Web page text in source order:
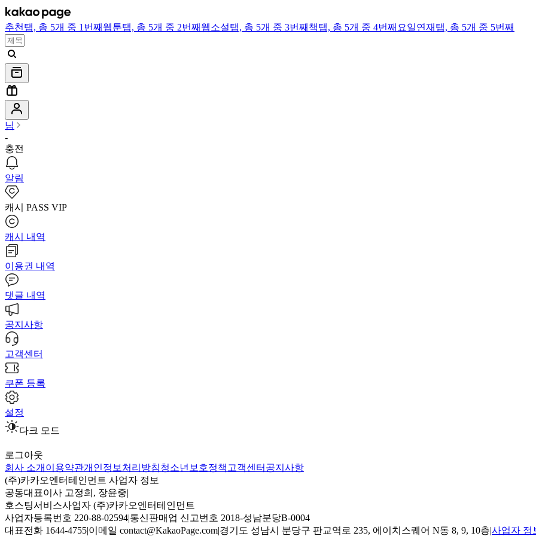
추천 탭, 총 5개 중 1번째 웹툰탭, 총 5개 중 2번째 웹소설탭, 총 5개 중 3번째 책탭, 총 5개 중 4번째 요일연재 탭, 총 5개 중 5번째
님
-
충전
알림
캐시 PASS VIP
캐시 내역
이용권 내역
댓글 내역
공지사항
고객센터
쿠폰 등록
설정
다크 모드
로그아웃
회사 소개 이용약관개인정보처리방침청소년보호정책 고객센터 공지사항
(주)카카오엔터테인먼트 사업자 정보
공동대표이사 고정희, 장윤중|
호스팅서비스사업자 (주)카카오엔터테인먼트
사업자등록번호 220-88-02594|통신판매업 신고번호 2018-성남분당B-0004
대표전화 1644-4755|이메일 contact@KakaoPage.com|경기도 성남시 분당구 판교역로 235, 에이치스퀘어 N동 8, 9, 10층|사업자 정